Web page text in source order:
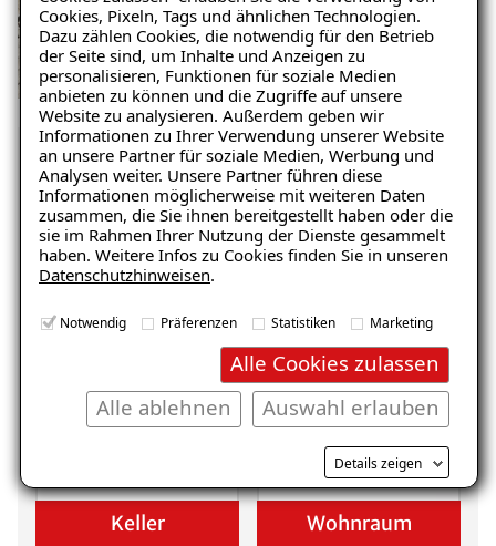
Cookies, Pixeln, Tags und ähnlichen Technologien.
Dazu zählen Cookies, die notwendig für den Betrieb
der Seite sind, um Inhalte und Anzeigen zu
personalisieren, Funktionen für soziale Medien
anbieten zu können und die Zugriffe auf unsere
Website zu analysieren. Außerdem geben wir
Informationen zu Ihrer Verwendung unserer Website
an unsere Partner für soziale Medien, Werbung und
Analysen weiter. Unsere Partner führen diese
Informationen möglicherweise mit weiteren Daten
zusammen, die Sie ihnen bereitgestellt haben oder die
sie im Rahmen Ihrer Nutzung der Dienste gesammelt
haben. Weitere Infos zu Cookies finden Sie in unseren
Datenschutzhinweisen.
Notwendig Präferenzen Statistiken Marketing
Alle Cookies zulassen
Auswahl erlauben
Alle ablehnen
Details zeigen
Unverbindliche
Schadensanalyse erhalten
Wo befindet sich der Schaden?
Keller Wohnraum